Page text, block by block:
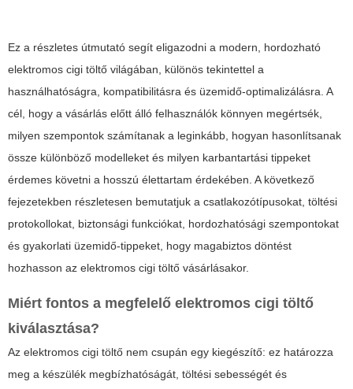
Ez a részletes útmutató segít eligazodni a modern, hordozható
elektromos cigi töltő világában, különös tekintettel a
használhatóságra, kompatibilitásra és üzemidő-optimalizálásra. A
cél, hogy a vásárlás előtt álló felhasználók könnyen megértsék,
milyen szempontok számítanak a leginkább, hogyan hasonlítsanak
össze különböző modelleket és milyen karbantartási tippeket
érdemes követni a hosszú élettartam érdekében. A következő
fejezetekben részletesen bemutatjuk a csatlakozótípusokat, töltési
protokollokat, biztonsági funkciókat, hordozhatósági szempontokat
és gyakorlati üzemidő-tippeket, hogy magabiztos döntést
hozhasson az elektromos cigi töltő vásárlásakor.
Miért fontos a megfelelő elektromos cigi töltő
kiválasztása?
Az elektromos cigi töltő nem csupán egy kiegészítő: ez határozza
meg a készülék megbízhatóságát, töltési sebességét és